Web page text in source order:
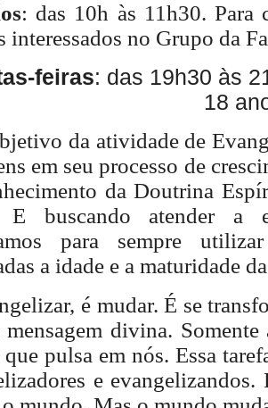
: das 10h às 11h30. Para
interessados no Grupo da
feiras: das 19h30 às
18
da atividade de
em seu processo de
da Doutrina
E buscando atender a
para sempre
a idade e a maturidade
é mudar. É se
mensagem divina.
pulsa em nós. Essa
e